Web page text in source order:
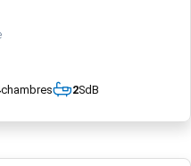
chambres 2SdB